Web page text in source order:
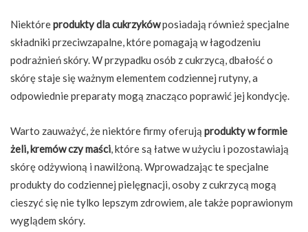
Niektóreprodukty dla cukrzykówposiadają również specjalne
składniki przeciwzapalne, które pomagają w łagodzeniu
podrażnień skóry. W przypadku osób z cukrzycą, dbałość o
skórę staje się ważnym elementem codziennej rutyny, a
odpowiednie preparaty mogą znacząco poprawić jej kondycję.
Warto zauważyć, że niektóre firmy oferują produkty w formie
żeli, kremów czy maści, które są łatwe w użyciu i pozostawiają
skórę odżywioną i nawilżoną. Wprowadzając te specjalne
produkty do codziennej pielęgnacji, osoby z cukrzycą mogą
cieszyć się nie tylko lepszym zdrowiem, ale także poprawionym
wyglądem skóry.